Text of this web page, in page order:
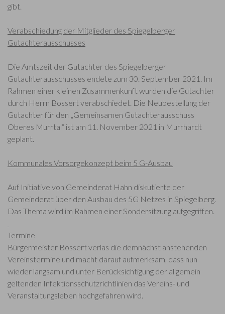
gibt.
Verabschiedung der Mitglieder des Spiegelberger
Gutachterausschusses
Die Amtszeit der Gutachter des Spiegelberger
Gutachterausschusses endete zum 30. September 2021. Im
Rahmen einer kleinen Zusammenkunft wurden die Gutachter
durch Herrn Bossert verabschiedet. Die Neubestellung der
Gutachter für den „Gemeinsamen Gutachterausschuss
Oberes Murrtal“ ist am 11. November 2021 in Murrhardt
geplant.
Kommunales Vorsorgekonzept beim 5 G-Ausbau
Auf Initiative von Gemeinderat Hahn diskutierte der
Gemeinderat über den Ausbau des 5G Netzes in Spiegelberg.
Das Thema wird im Rahmen einer Sondersitzung aufgegriffen.
Termine
Bürgermeister Bossert verlas die demnächst anstehenden
Vereinstermine und macht darauf aufmerksam, dass nun
wieder langsam und unter Berücksichtigung der allgemein
geltenden Infektionsschutzrichtlinien das Vereins- und
Veranstaltungsleben hochgefahren wird.